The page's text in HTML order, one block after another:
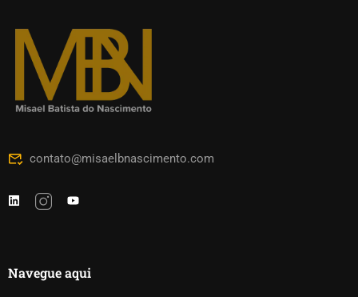
contato@misaelbnascimento.com
Navegue aqui